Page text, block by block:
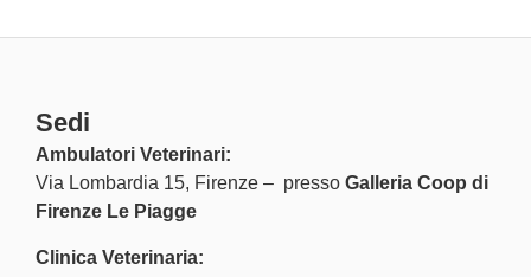
Sedi
Ambulatori Veterinari:
Via Lombardia 15, Firenze – presso Galleria Coop di
Firenze Le Piagge
Clinica Veterinaria: